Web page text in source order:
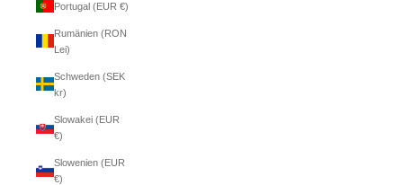
Portugal (EUR €)
Rumänien (RON
Lei)
Schweden (SEK
kr)
Slowakei (EUR
€)
Slowenien (EUR
€)